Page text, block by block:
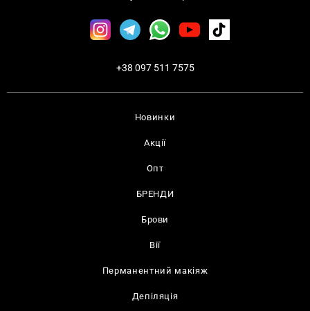
Новинки
Акції
Опт
БРЕНДИ
Брови
Вії
Перманентний макіяж
Депіляція
+38 097 511 7575